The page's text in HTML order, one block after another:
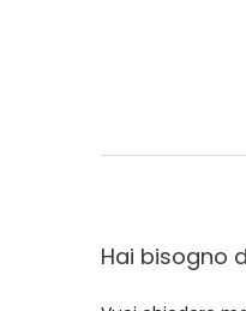
Hai bisogno